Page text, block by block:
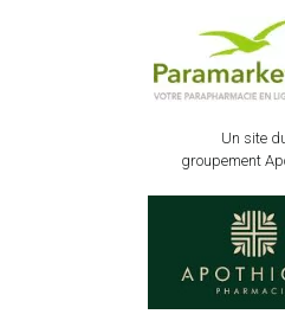
Un site
groupement